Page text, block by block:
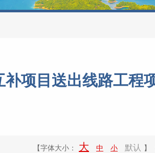
项目送出线路工程
【字体大小： 大 中 小 默认 】